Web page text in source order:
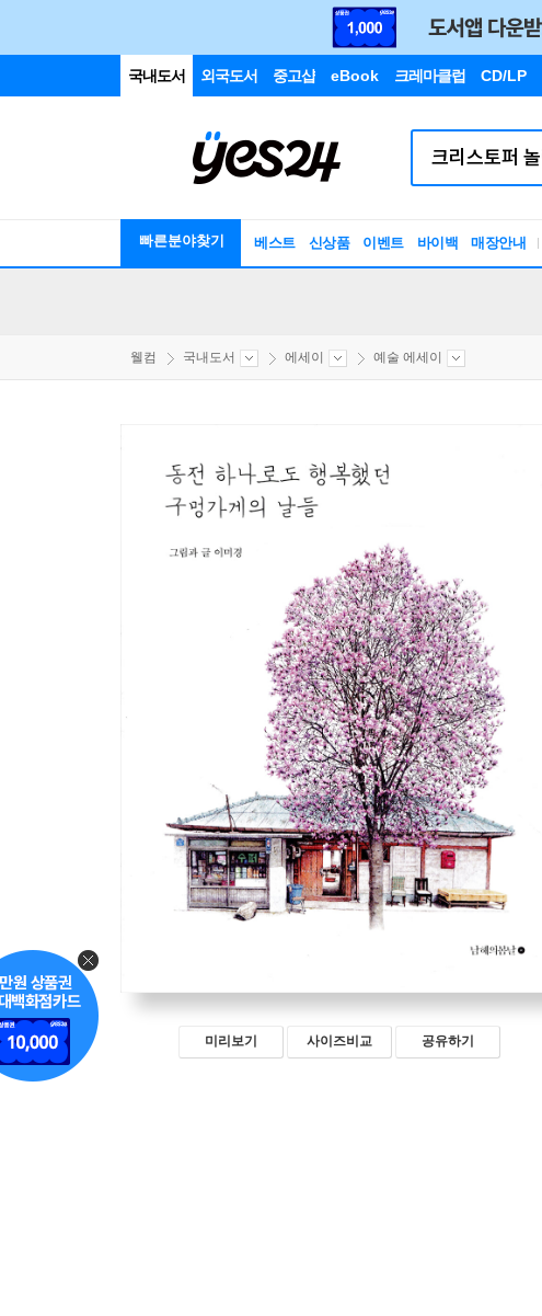
국내도서 외국도서 중고샵 eBook 크레마클럽 CD/LP
빠른분야찾기 베스트 신상품 이벤트 바이백 매장안내
웰컴 국내도서 에세이 예술 에세이
미리보기 사이즈비교 공유하기